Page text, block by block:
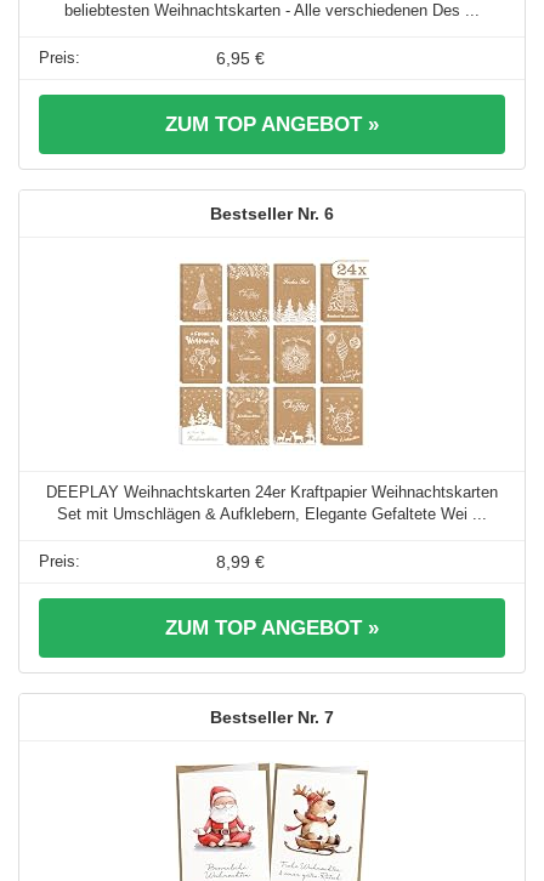
beliebtesten Weihnachtskarten - Alle verschiedenen Des ...
6,95 €
ZUM TOP ANGEBOT »
6
DEEPLAY Weihnachtskarten 24er Kraftpapier Weihnachtskarten
Set mit Umschlägen & Aufklebern, Elegante Gefaltete Wei ...
8,99 €
ZUM TOP ANGEBOT »
7